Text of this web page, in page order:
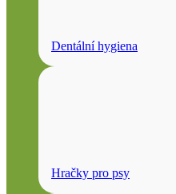
Dentální hygiena
Hračky pro psy